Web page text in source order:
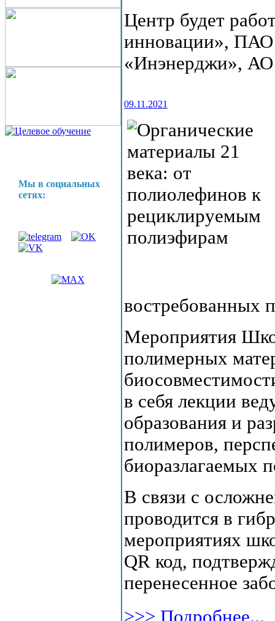
Мы в социальных
сетях:
Центр будет
инновации», ПАО
«Инэнерджи», АО
09.11.2021
востребованных
Мероприятия
полимерных
в себя лекции
образования и
полимеров,
биоразлагаемых
В связи с
проводится в
мероприятиях
QR код,
перенесенное
>>> Подробнее...